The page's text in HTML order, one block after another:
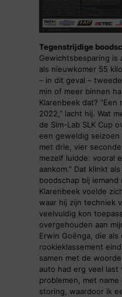
Tegenstrijdige
Gewichtsbesparing is
als nieuwkomer 55
– in dit geval –
min of meer binnen
Klarenbeek dat? “Een
2022,” lacht hij. Wat
de Sim-Lab SLK Cup
een geweldig
met drie, vier
mezelf luidde: vooral
aankom.” Dat klinkt
boodschap bij
Klarenbeek voelde
waar hij zijn techniek
veelvuldig kon
overgehouden aan
Erwin Goënga, die
rookieklassement
samen met de
auto had erg veel last
problemen, met
storing, waardoor ik